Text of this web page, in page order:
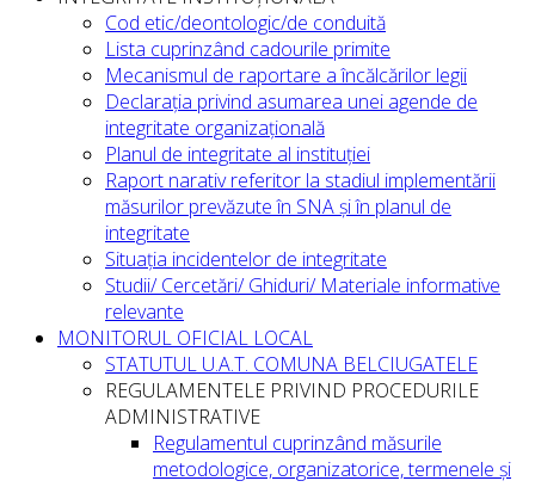
Cod etic/deontologic/de conduită
Lista cuprinzând cadourile primite
Mecanismul de raportare a încălcărilor legii
Declarația privind asumarea unei agende de
integritate organizațională
Planul de integritate al instituției
Raport narativ referitor la stadiul implementării
măsurilor prevăzute în SNA și în planul de
integritate
Situația incidentelor de integritate
Studii/ Cercetări/ Ghiduri/ Materiale informative
relevante
MONITORUL OFICIAL LOCAL
STATUTUL U.A.T. COMUNA BELCIUGATELE
REGULAMENTELE PRIVIND PROCEDURILE
ADMINISTRATIVE
Regulamentul cuprinzând măsurile
metodologice, organizatorice, termenele și